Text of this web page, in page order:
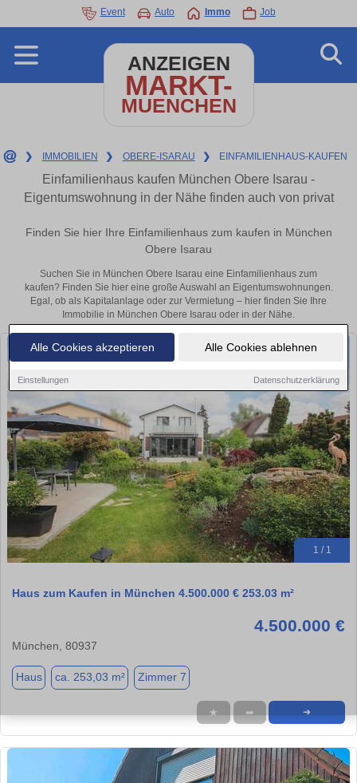
Alle Cookies akzeptieren Alle Cookies ablehnen
Einstellungen Datenschutzerklärung
Event Auto Immo Job
ANZEIGEN
MARKT-
MUENCHEN
❯ IMMOBILIEN ❯ OBERE-ISARAU ❯ EINFAMILIENHAUS-KAUFEN
Einfamilienhaus kaufen München Obere Isarau -
Eigentumswohnung in der Nähe finden auch von privat
Finden Sie hier Ihre Einfamilienhaus zum kaufen in München
Obere Isarau
Suchen Sie in München Obere Isarau eine Einfamilienhaus zum
kaufen? Finden Sie hier eine große Auswahl an Eigentumswohnungen.
Egal, ob als Kapitalanlage oder zur Vermietung – hier finden Sie Ihre
Immobilie in München Obere Isarau oder in der Nähe.
1 / 1
Haus zum Kaufen in München 4.500.000 € 253.03 m²
4.500.000 €
München, 80937
Haus ca. 253,03 m² Zimmer 7
★ ➦ ➜